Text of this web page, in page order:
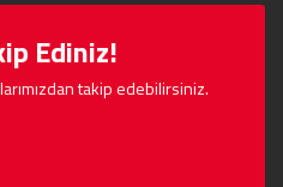
Ediniz!
takip edebilirsiniz.